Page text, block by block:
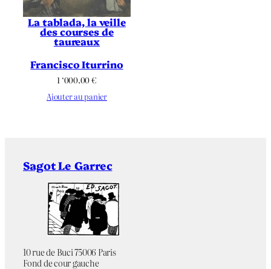
La tablada, la veille
des courses de
taureaux
Francisco Iturrino
1 ‘000.00€
Ajouter au panier
Sagot Le Garrec
10 rue de Buci 75006 Paris
Fond de cour gauche